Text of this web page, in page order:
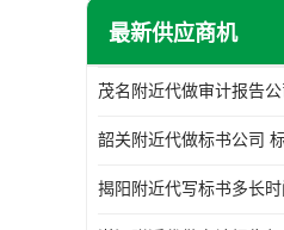
最新供应商机